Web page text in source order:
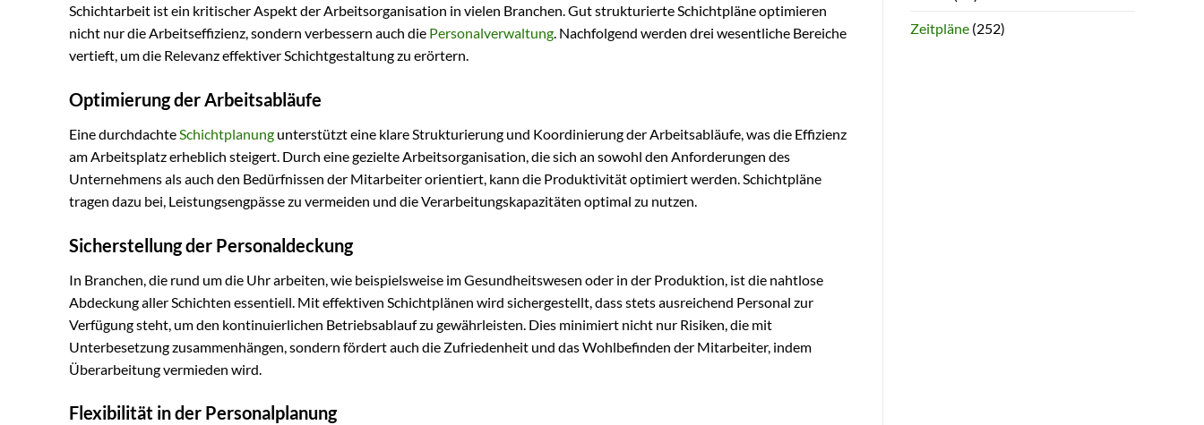
Schichtarbeit ist ein kritischer Aspekt der Arbeitsorganisation in vielen Branchen. Gut strukturierte Schichtpläne optimieren
nicht nur die Arbeitseffizienz, sondern verbessern auch die Personalverwaltung. Nachfolgend werden drei wesentliche Bereiche
vertieft, um die Relevanz effektiver Schichtgestaltung zu erörtern.
Optimierung der Arbeitsabläufe
Eine durchdachteSchichtplanung unterstützt eine klare Strukturierung und Koordinierung der Arbeitsabläufe, was die Effizienz
am Arbeitsplatz erheblich steigert. Durch eine gezielte Arbeitsorganisation, die sich an sowohl den Anforderungen des
Unternehmens als auch den Bedürfnissen der Mitarbeiter orientiert, kann die Produktivität optimiert werden. Schichtpläne
tragen dazu bei, Leistungsengpässe zu vermeiden und die Verarbeitungskapazitäten optimal zu nutzen.
Sicherstellung der Personaldeckung
In Branchen, die rund um die Uhr arbeiten, wie beispielsweise im Gesundheitswesen oder in der Produktion, ist die nahtlose
Abdeckung aller Schichten essentiell. Mit effektiven Schichtplänen wird sichergestellt, dass stets ausreichend Personal zur
Verfügung steht, um den kontinuierlichen Betriebsablauf zu gewährleisten. Dies minimiert nicht nur Risiken, die mit
Unterbesetzung zusammenhängen, sondern fördert auch die Zufriedenheit und das Wohlbefinden der Mitarbeiter, indem
Überarbeitung vermieden wird.
Flexibilität in der Personalplanung
Zeitpläne(252)